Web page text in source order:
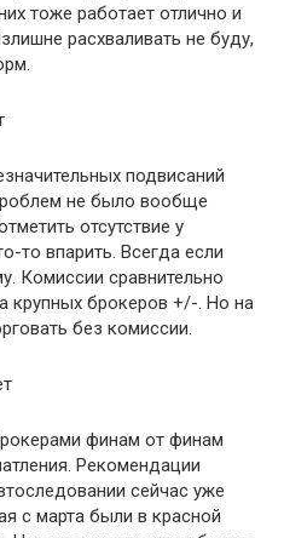
тоже работает отлично и
расхваливать не буду,
подвисаний
не было вообще
отсутствие у
то впарить. Всегда если
Комиссии сравнительно
крупных брокеров +/-. Но на
без комиссии.
финам от финам
Рекомендации
сейчас уже
с марта были в красной